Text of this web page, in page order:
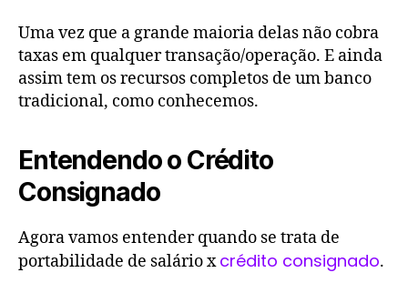
Uma vez que a grande maioria delas não cobra
taxas em qualquer transação/operação. E ainda
assim tem os recursos completos de um banco
tradicional, como conhecemos.
Entendendo o Crédito
Consignado
Agora vamos entender quando se trata de
portabilidade de salário xcrédito consignado.